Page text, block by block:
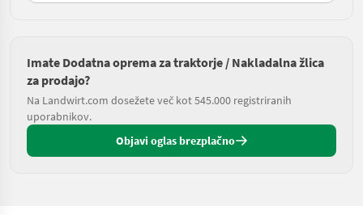
Imate Dodatna oprema za traktorje / Nakladalna žlica
za prodajo?
Na Landwirt.com dosežete več kot 545.000 registriranih
uporabnikov.
Objavi oglas brezplačno